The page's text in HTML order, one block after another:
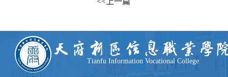
Tianfu Information Vocational College